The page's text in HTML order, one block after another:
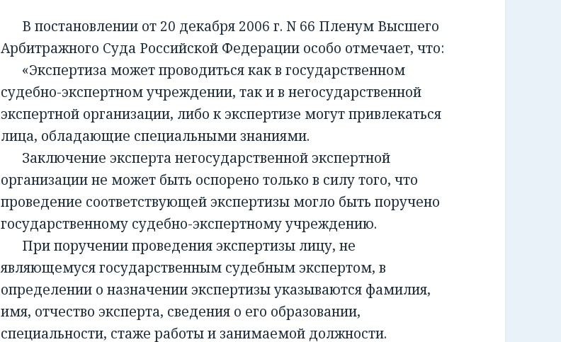
В постановлении от 20 декабря 2006 г. N 66 Пленум Высшего
Арбитражного Суда Российской Федерации особо отмечает, что:
«Экспертиза может проводиться как в государственном
судебно-экспертном учреждении, так и в негосударственной
экспертной организации, либо к экспертизе могут привлекаться
лица, обладающие специальными знаниями.
Заключение эксперта негосударственной экспертной
организации не может быть оспорено только в силу того, что
проведение соответствующей экспертизы могло быть поручено
государственному судебно-экспертному учреждению.
При поручении проведения экспертизы лицу, не
являющемуся государственным судебным экспертом, в
определении о назначении экспертизы указываются фамилия,
имя, отчество эксперта, сведения о его образовании,
специальности, стаже работы и занимаемой должности.